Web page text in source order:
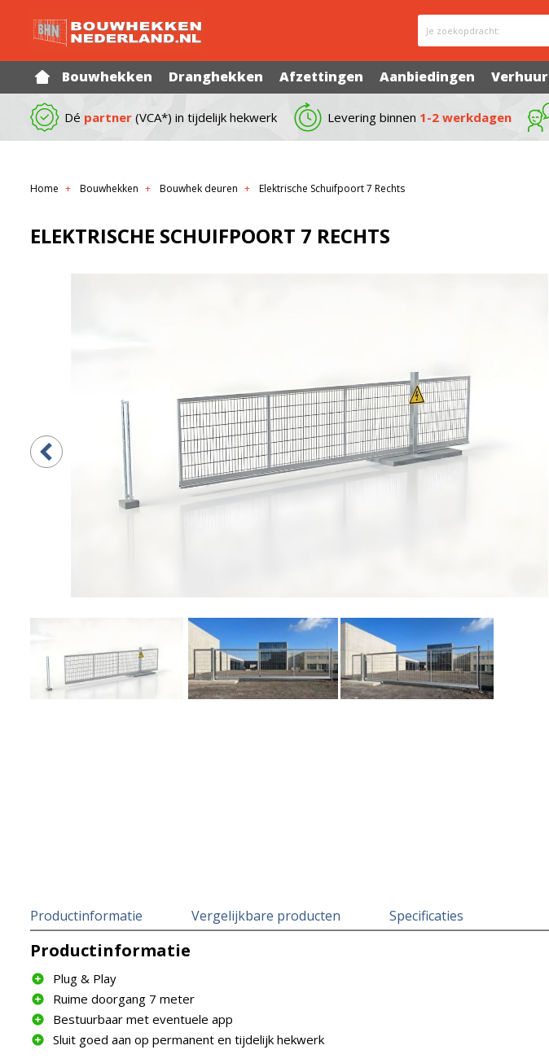
Je zoekopdracht:
Bouwhekken Dranghekken Afzettingen Aanbiedingen Verhuur
Dé partner (VCA*) in tijdelijk hekwerk Levering binnen 1-2 werkdagen
Home Bouwhekken Bouwhek deuren Elektrische Schuifpoort 7 Rechts
ELEKTRISCHE SCHUIFPOORT 7 RECHTS
Productinformatie Vergelijkbare producten Specificaties
Productinformatie
Plug & Play
Ruime doorgang 7 meter
Bestuurbaar met eventuele app
Sluit goed aan op permanent en tijdelijk hekwerk